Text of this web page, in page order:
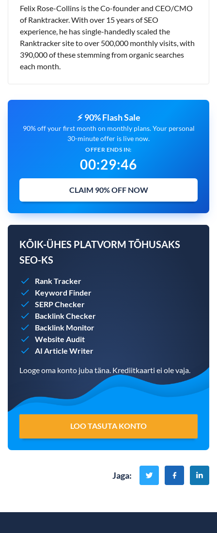
Felix Rose-Collins is the Co-founder and CEO/CMO
of Ranktracker. With over 15 years of SEO
experience, he has single-handedly scaled the
Ranktracker site to over 500,000 monthly visits, with
390,000 of these stemming from organic searches
each month.
⚡ 90% Flash Sale
90% off your first month on monthly plans. Your personal
30-minute offer is live now.
OFFER ENDS IN:
00:29:45
CLAIM 90% OFF NOW
KÕIK-ÜHES PLATVORM TÕHUSAKS
SEO-KS
Rank Tracker
Keyword Finder
SERP Checker
Backlink Checker
Backlink Monitor
Website Audit
AI Article Writer
Looge oma konto juba täna. Krediitkaarti ei ole vaja.
LOO TASUTA KONTO
Jaga: